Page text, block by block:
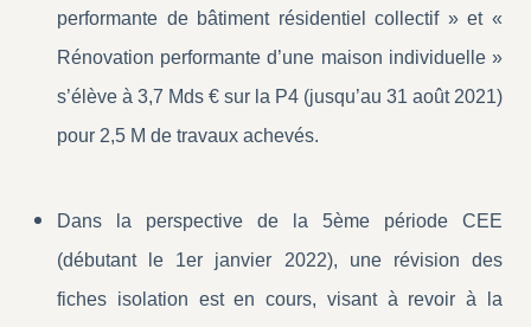
performante de bâtiment résidentiel collectif » et «
Rénovation performante d’une maison individuelle »
s’élève à 3,7 Mds € sur la P4 (jusqu’au 31 août 2021)
pour 2,5 M de travaux achevés.
Dans la perspective de la 5ème période CEE
(débutant le 1er janvier 2022), une révision des
fiches isolation est en cours, visant à revoir à la